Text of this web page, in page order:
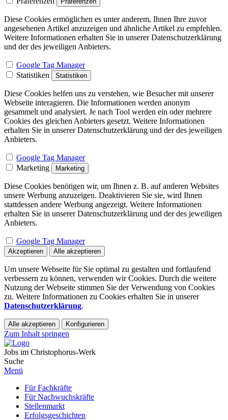
Diese Cookies ermöglichen es unter anderem, Ihnen Ihre zuvor
angesehenen Artikel anzuzeigen und ähnliche Artikel zu empfehlen.
Weitere Informationen erhalten Sie in unserer Datenschutzerklärung
und der des jeweiligen Anbieters.
Google Tag Manager
Statistiken
Statistiken
Diese Cookies helfen uns zu verstehen, wie Besucher mit unserer
Webseite interagieren. Die Informationen werden anonym
gesammelt und analysiert. Je nach Tool werden ein oder mehrere
Cookies des gleichen Anbieters gesetzt. Weitere Informationen
erhalten Sie in unserer Datenschutzerklärung und der des jeweiligen
Anbieters.
Google Tag Manager
Marketing
Marketing
Diese Cookies benötigen wir, um Ihnen z. B. auf anderen Websites
unsere Werbung anzuzeigen. Deaktivieren Sie sie, wird Ihnen
stattdessen andere Werbung angezeigt. Weitere Informationen
erhalten Sie in unserer Datenschutzerklärung und der des jeweiligen
Anbieters.
Google Tag Manager
Akzeptieren Alle akzeptieren
Um unsere Webseite für Sie optimal zu gestalten und fortlaufend
verbessern zu können, verwenden wir Cookies. Durch die weitere
Nutzung der Webseite stimmen Sie der Verwendung von Cookies
zu. Weitere Informationen zu Cookies erhalten Sie in unserer
Datenschutzerklärung.
Alle akzeptieren Konfigurieren
Zum Inhalt springen
Jobs im Christophorus-Werk
Suche
Menü
Für Fachkräfte
Für Nachwuchskräfte
Stellenmarkt
Erfolgsgeschichten